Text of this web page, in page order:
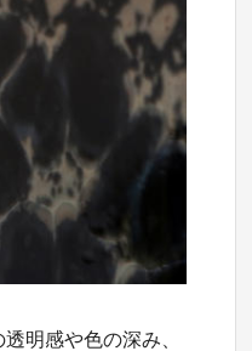
明感や色の深み、